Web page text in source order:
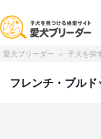
愛犬ブリーダー 子犬を探
フレンチ・ブル